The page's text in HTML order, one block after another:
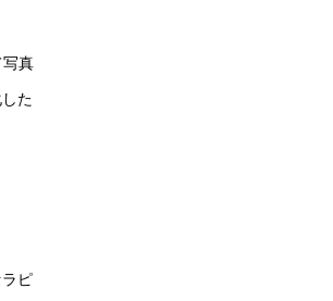
た
ピ